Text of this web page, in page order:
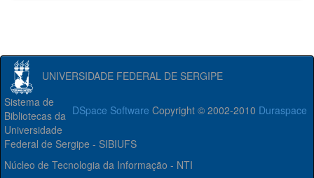
UNIVERSIDADE FEDERAL DE SERGIPE
DSpace Software Copyright © 2002-2010 Duraspace
Sistema de
Bibliotecas da
Universidade
Federal de Sergipe - SIBIUFS
Núcleo de Tecnologia da Informação - NTI